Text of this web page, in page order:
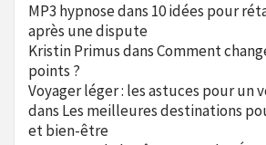
MP3 hypnosedans 10 idées pour
après une dispute
Kristin PrimusdansComment
points ?
Voyager léger : les astuces pour un
dans Les meilleures destinations
et bien-être